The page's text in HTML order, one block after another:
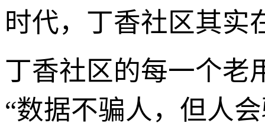
时代，丁香社区其实
丁香社区的每一个
“数据不骗人，但人